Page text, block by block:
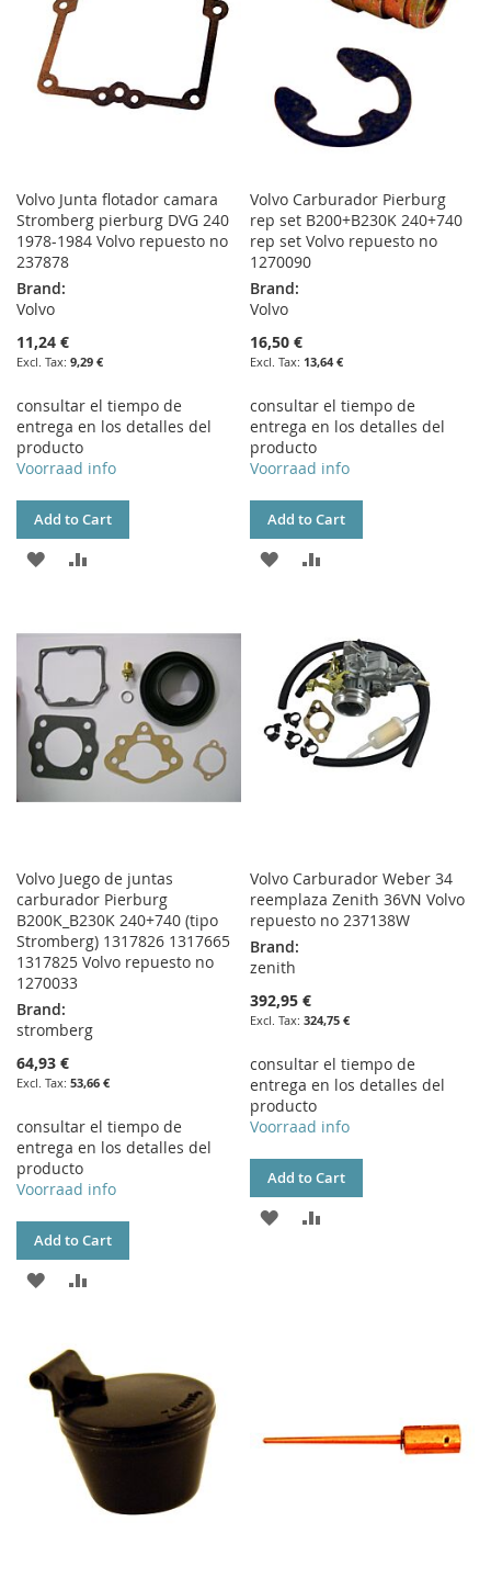
Volvo Junta flotador camara
Stromberg pierburg DVG 240
1978-1984 Volvo repuesto no
237878
Brand:
Volvo
11,24 €
9,29 €
consultar el tiempo de
entrega en los detalles del
producto
Voorraad info
Add to Cart
ADD
WISHCOMPARE
Volvo Carburador Pierburg
rep set B200+B230K 240+740
rep set Volvo repuesto no
1270090
Brand:
Volvo
16,50 €
13,64 €
consultar el tiempo de
entrega en los detalles del
producto
Voorraad info
Add to Cart
ADD
LIST
COMPARE
Volvo Juego de juntas
carburador Pierburg
B200K_B230K 240+740 (tipo
Stromberg) 1317826 1317665
1317825 Volvo repuesto no
1270033
Brand:
stromberg
64,93 €
53,66 €
consultar el tiempo de
entrega en los detalles del
producto
Voorraad info
Add to Cart
ADD
WISH
LIST
Volvo Carburador Weber 34
reemplaza Zenith 36VN Volvo
repuesto no 237138W
Brand:
zenith
392,95 €
324,75 €
consultar el tiempo de
entrega en los detalles del
producto
Voorraad info
Add to Cart
ADD